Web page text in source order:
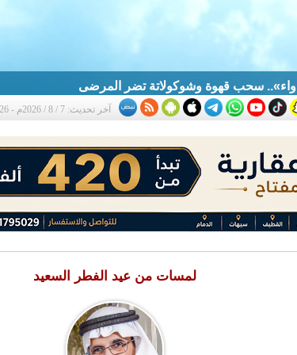
سحب قهوة وشوكولاتة تضر المرضى
آخر تحديث: 7 / 8 / 2026م - 12:26 ص
لمسات من عيد الفطر السعيد